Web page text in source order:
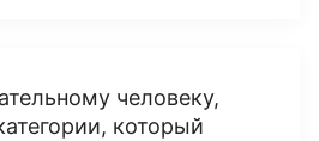
человеку,
который